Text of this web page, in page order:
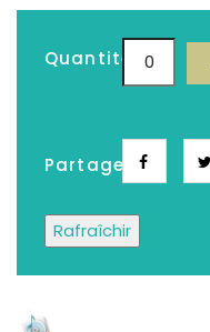
Quantité
Partager